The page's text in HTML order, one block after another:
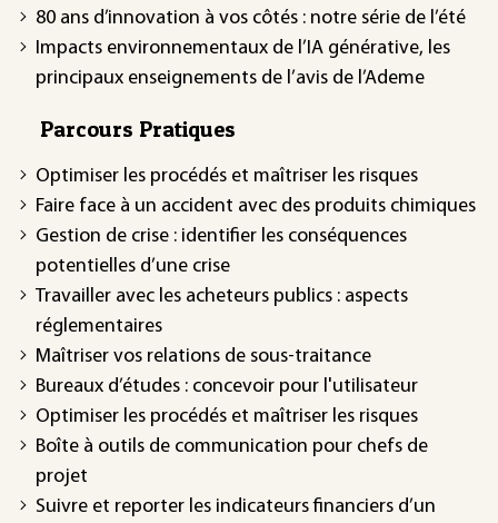
80 ans d’innovation à vos côtés : notre série de l’été
Impacts environnementaux de l’IA générative, les
principaux enseignements de l’avis de l’Ademe
Parcours Pratiques
Optimiser les procédés et maîtriser les risques
Faire face à un accident avec des produits chimiques
Gestion de crise : identifier les conséquences
potentielles d’une crise
Travailler avec les acheteurs publics : aspects
réglementaires
Maîtriser vos relations de sous-traitance
Bureaux d’études : concevoir pour l'utilisateur
Optimiser les procédés et maîtriser les risques
Boîte à outils de communication pour chefs de
projet
Suivre et reporter les indicateurs financiers d’un